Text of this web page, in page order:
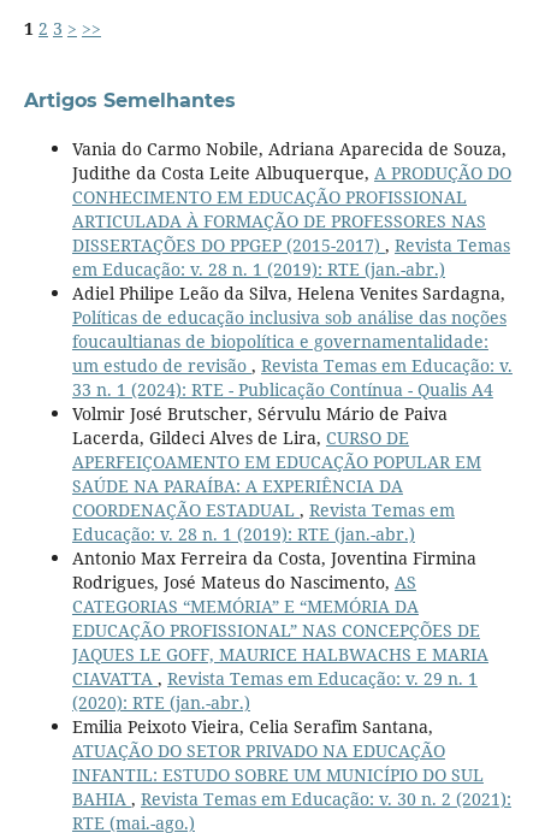
1 2 3 > >>
Artigos Semelhantes
Vania do Carmo Nobile, Adriana Aparecida de Souza,
Judithe da Costa Leite Albuquerque, A PRODUÇÃO DO
CONHECIMENTO EM EDUCAÇÃO PROFISSIONAL
ARTICULADA À FORMAÇÃO DE PROFESSORES NAS
DISSERTAÇÕES DO PPGEP (2015-2017) , Revista Temas
em Educação: v. 28 n. 1 (2019): RTE (jan.-abr.)
Adiel Philipe Leão da Silva, Helena Venites Sardagna,
Políticas de educação inclusiva sob análise das noções
foucaultianas de biopolítica e governamentalidade:
um estudo de revisão , Revista Temas em Educação: v.
33 n. 1 (2024): RTE - Publicação Contínua - Qualis A4
Volmir José Brutscher, Sérvulu Mário de Paiva
Lacerda, Gildeci Alves de Lira, CURSO DE
APERFEIÇOAMENTO EM EDUCAÇÃO POPULAR EM
SAÚDE NA PARAÍBA: A EXPERIÊNCIA DA
COORDENAÇÃO ESTADUAL , Revista Temas em
Educação: v. 28 n. 1 (2019): RTE (jan.-abr.)
Antonio Max Ferreira da Costa, Joventina Firmina
Rodrigues, José Mateus do Nascimento, AS
CATEGORIAS “MEMÓRIA” E “MEMÓRIA DA
EDUCAÇÃO PROFISSIONAL” NAS CONCEPÇÕES DE
JAQUES LE GOFF, MAURICE HALBWACHS E MARIA
CIAVATTA , Revista Temas em Educação: v. 29 n. 1
(2020): RTE (jan.-abr.)
Emilia Peixoto Vieira, Celia Serafim Santana,
ATUAÇÃO DO SETOR PRIVADO NA EDUCAÇÃO
INFANTIL: ESTUDO SOBRE UM MUNICÍPIO DO SUL
BAHIA , Revista Temas em Educação: v. 30 n. 2 (2021):
RTE (mai.-ago.)